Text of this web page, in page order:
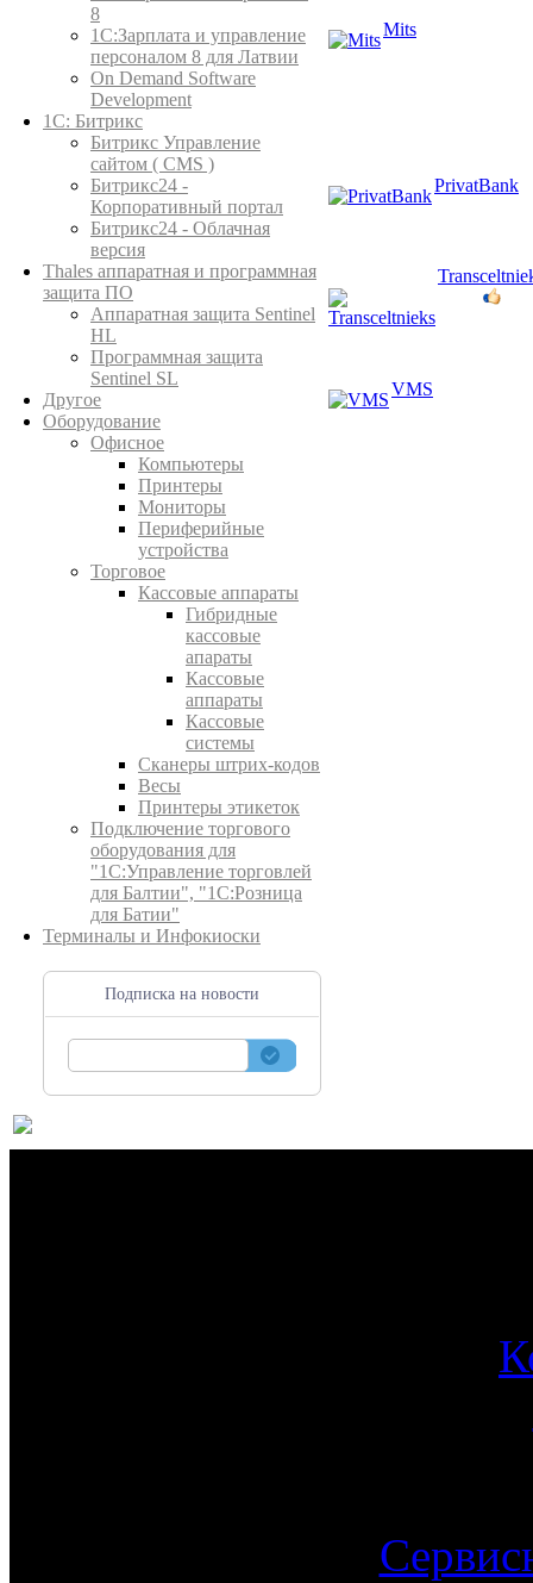
8
1С:Зарплата и управление
персоналом 8 для Латвии
On Demand Software
Development
1С: Битрикс
Битрикс Управление
сайтом ( CMS )
Битрикс24 -
Корпоративный портал
Битрикс24 - Облачная
версия
Thales аппаратная и программная
защита ПО
Аппаратная защита Sentinel
HL
Программная защита
Sentinel SL
Другое
Оборудование
Офисное
Компьютеры
Принтеры
Мониторы
Периферийные
устройства
Торговое
Кассовые аппараты
Гибридные
кассовые
апараты
Кассовые
аппараты
Кассовые
системы
Сканеры штрих-кодов
Весы
Принтеры этикеток
Подключение торгового
оборудования для
"1С:Управление торговлей
для Балтии", "1С:Розница
для Батии"
Терминалы и Инфокиоски
Подписка на новости
Mits
PrivatBank
VMS